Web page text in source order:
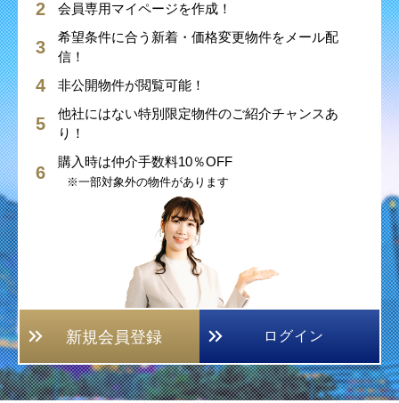
会員専用マイページを作成！
希望条件に合う新着・価格変更物件をメール配
信！
非公開物件が閲覧可能！
他社にはない特別限定物件のご紹介チャンスあ
り！
購入時は仲介手数料10％OFF
※一部対象外の物件があります
新規会員登録 ログイン